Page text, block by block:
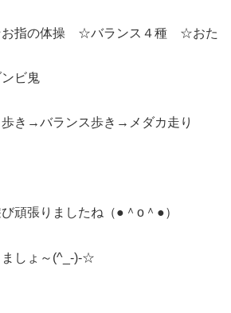
指の体操 ☆バランス４種 ☆おた
ビ鬼
き→バランス歩き→メダカ走り
頑張りましたね（●＾o＾●）
ましょ～(^_-)-☆